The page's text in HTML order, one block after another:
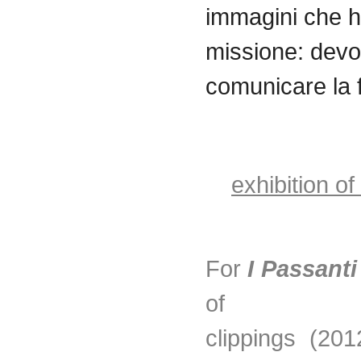
immagini che
missione:
comunicare la
exhibition
For I
of
clippings